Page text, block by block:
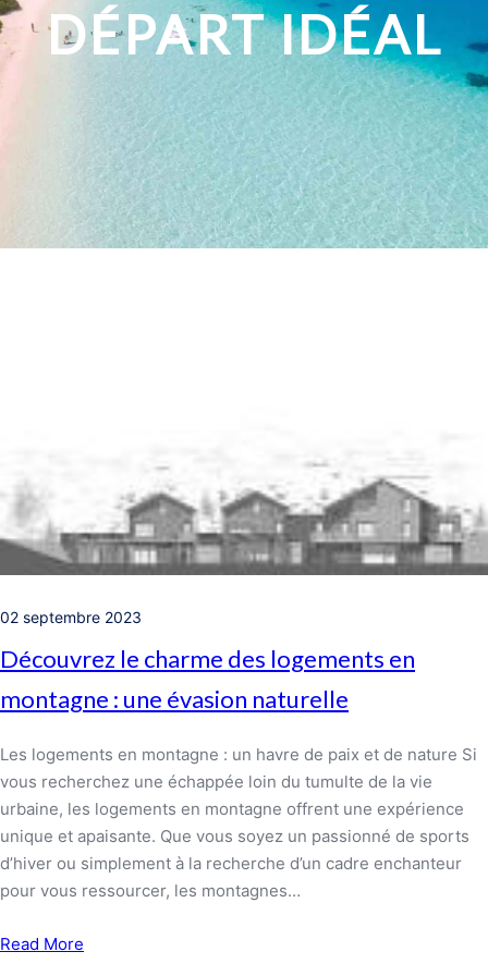
DÉPART IDÉAL
02 septembre 2023
Découvrez le charme des logements en
montagne : une évasion naturelle
Les logements en montagne : un havre de paix et de nature Si
vous recherchez une échappée loin du tumulte de la vie
urbaine, les logements en montagne offrent une expérience
unique et apaisante. Que vous soyez un passionné de sports
d’hiver ou simplement à la recherche d’un cadre enchanteur
pour vous ressourcer, les montagnes…
Read More